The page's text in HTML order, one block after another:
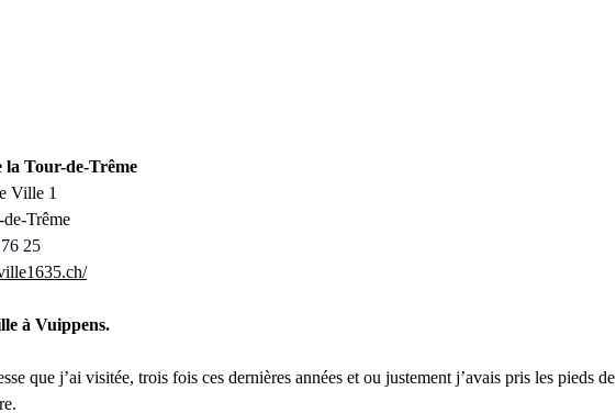
la Tour-de-Trême
Ville 1
Trême
25
à Vuippens.
que j’ai visitée, trois fois ces dernières années et ou justement j’avais pris les pieds de